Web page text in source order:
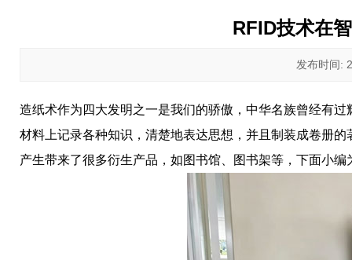
RFID技术在
发布时间:
造纸术作为四大发明之一是我们的骄傲，中华名族曾经有
材料上记录各种知识，清楚地表达思想，并且制装成卷册
产生带来了很多衍生产品，如图书馆、图书架等，下面小